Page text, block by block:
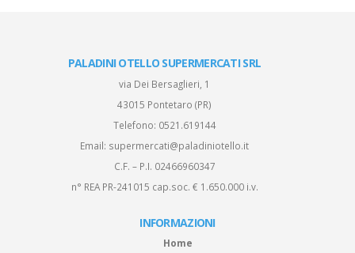
PALADINI OTELLO SUPERMERCATI SRL
via Dei Bersaglieri, 1
43015 Pontetaro (PR)
Telefono: 0521.619144
Email: supermercati@paladiniotello.it
C.F. – P.I. 02466960347
n° REA PR-241015 cap.soc. € 1.650.000 i.v.
INFORMAZIONI
Home